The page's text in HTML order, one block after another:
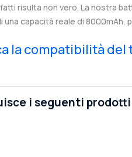
risulta non vero. La nostra
una capacità reale di 8000mAh,
la compatibilità
i seguenti